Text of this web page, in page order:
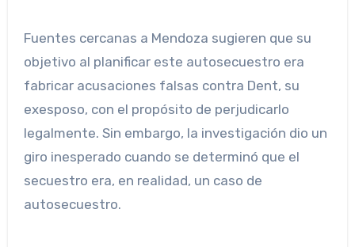
Fuentes cercanas a Mendoza sugieren que su
objetivo al planificar este autosecuestro era
fabricar acusaciones falsas contra Dent, su
exesposo, con el propósito de perjudicarlo
legalmente. Sin embargo, la investigación dio un
giro inesperado cuando se determinó que el
secuestro era, en realidad, un caso de
autosecuestro.